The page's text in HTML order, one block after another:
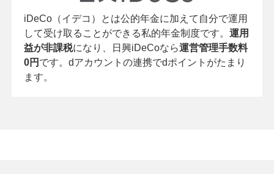
iDeCo（イデコ）とは公的年金に加えて自分で運用
して受け取ることができる私的年金制度です。運用
益が非課税になり、日興iDeCoなら運営管理手数料
0円 です。dアカウントの連携でdポイントがたまり
ます。